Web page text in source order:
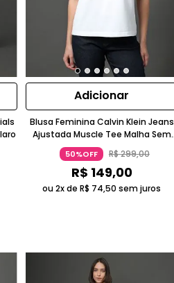
Adicionar
Blusa Feminina Calvin Klein Jeans
Ajustada Muscle Tee Malha Sem
Manga Branco
50%OFF R$299,00
R$ 149,00
ou 2x deR$ 74,50 sem juros